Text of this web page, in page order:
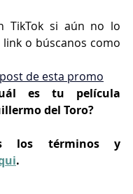
TikTok si aún no lo
o búscanos como
post de esta promo
es tu película
del Toro?
los términos y
.